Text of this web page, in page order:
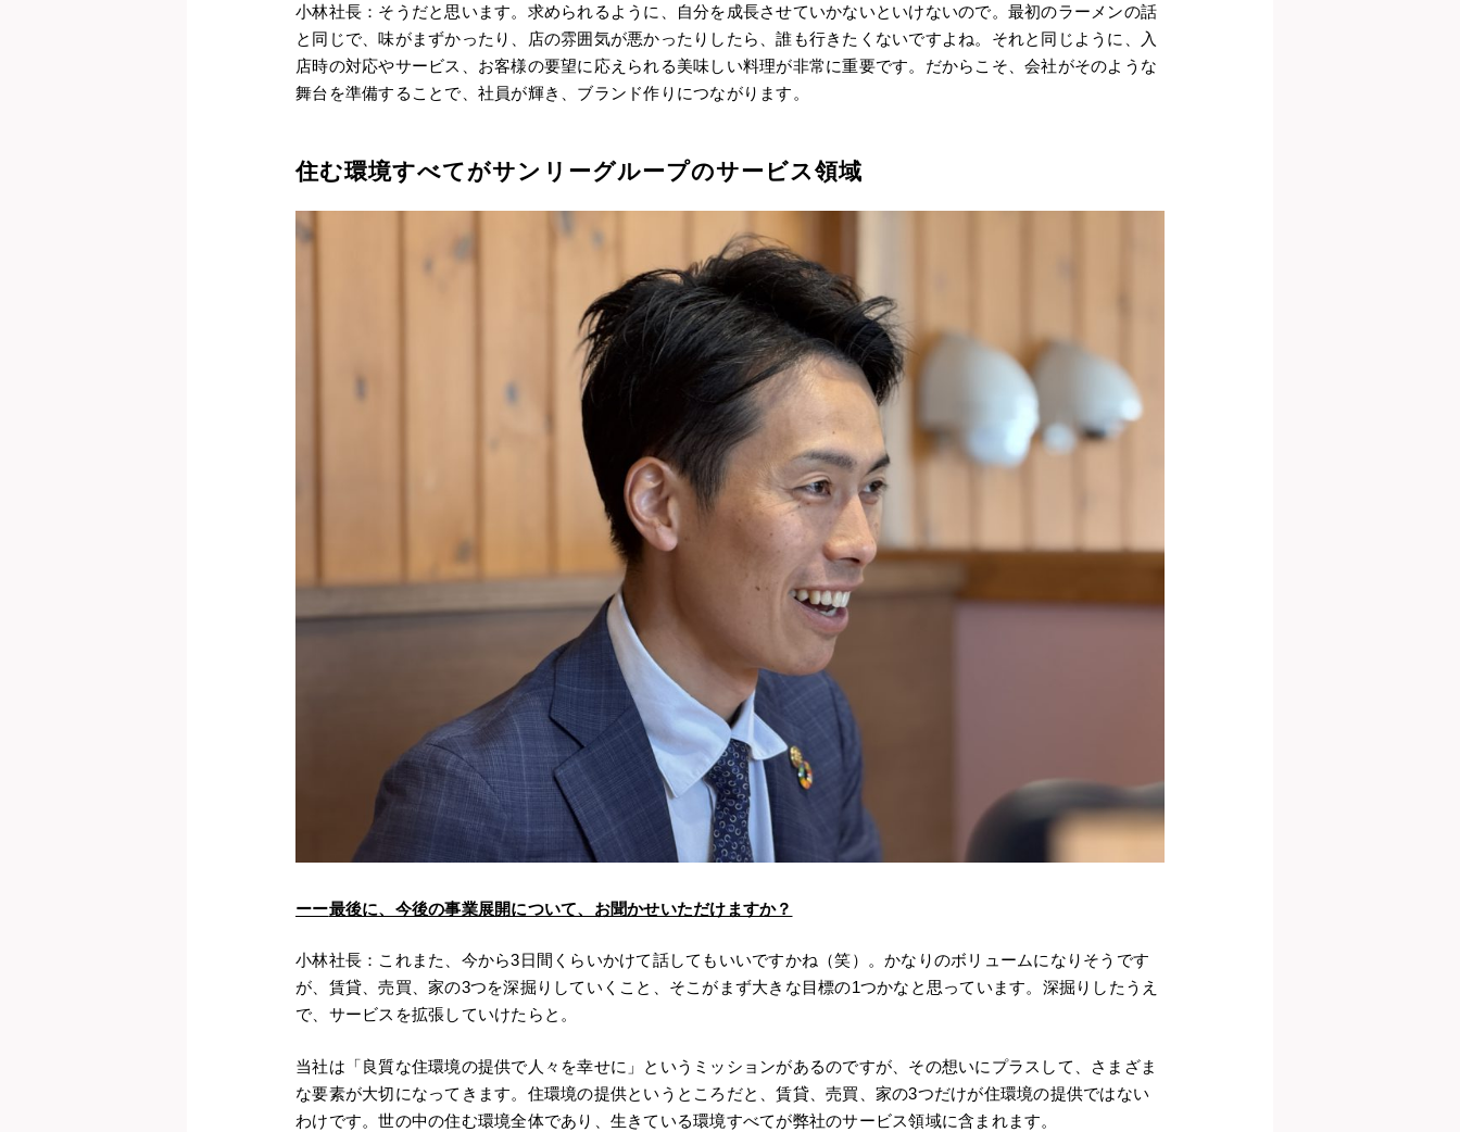
小林社長：そうだと思います。求められるように、自分を成長させていかないといけないので。最初のラーメンの話
と同じで、味がまずかったり、店の雰囲気が悪かったりしたら、誰も行きたくないですよね。それと同じように、入
店時の対応やサービス、お客様の要望に応えられる美味しい料理が非常に重要です。だからこそ、会社がそのような
舞台を準備することで、社員が輝き、ブランド作りにつながります。
住む環境すべてがサンリーグループのサービス領域
ーー最後に、今後の事業展開について、お聞かせいただけますか？
小林社長：これまた、今から3日間くらいかけて話してもいいですかね（笑）。かなりのボリュームになりそうです
が、賃貸、売買、家の3つを深掘りしていくこと、そこがまず大きな目標の1つかなと思っています。深掘りしたうえ
で、サービスを拡張していけたらと。
当社は「良質な住環境の提供で人々を幸せに」というミッションがあるのですが、その想いにプラスして、さまざま
な要素が大切になってきます。住環境の提供というところだと、賃貸、売買、家の3つだけが住環境の提供ではない
わけです。世の中の住む環境全体であり、生きている環境すべてが弊社のサービス領域に含まれます。